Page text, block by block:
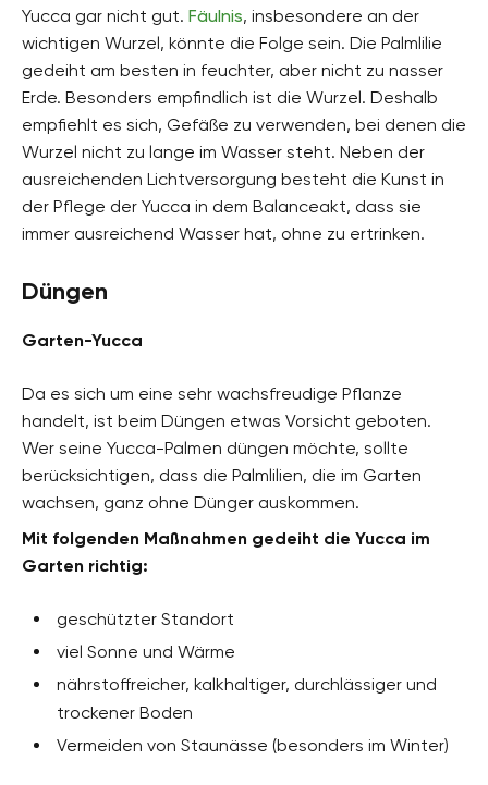
Yucca gar nicht gut. Fäulnis, insbesondere an der
wichtigen Wurzel, könnte die Folge sein. Die Palmlilie
gedeiht am besten in feuchter, aber nicht zu nasser
Erde. Besonders empfindlich ist die Wurzel. Deshalb
empfiehlt es sich, Gefäße zu verwenden, bei denen die
Wurzel nicht zu lange im Wasser steht. Neben der
ausreichenden Lichtversorgung besteht die Kunst in
der Pflege der Yucca in dem Balanceakt, dass sie
immer ausreichend Wasser hat, ohne zu ertrinken.
Düngen
Garten-Yucca
Da es sich um eine sehr wachsfreudige Pflanze
handelt, ist beim Düngen etwas Vorsicht geboten.
Wer seine Yucca-Palmen düngen möchte, sollte
berücksichtigen, dass die Palmlilien, die im Garten
wachsen, ganz ohne Dünger auskommen.
Mit folgenden Maßnahmen gedeiht die Yucca im
Garten richtig:
geschützter Standort
viel Sonne und Wärme
nährstoffreicher, kalkhaltiger, durchlässiger und
trockener Boden
Vermeiden von Staunässe (besonders im Winter)